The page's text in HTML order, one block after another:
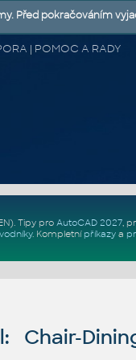
| POMOC A RADY
. Tipy pro AutoCAD 2027,
. Kompletní příkazya
Chair-
Před pokračováním